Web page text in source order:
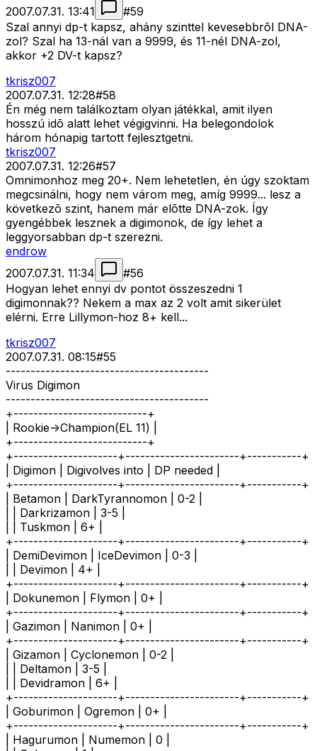
2007.07.31. 13:41 #59
Szal annyi dp-t kapsz, ahány szinttel kevesebbrõl DNA-
zol? Szal ha 13-nál van a 9999, és 11-nél DNA-zol,
akkor +2 DV-t kapsz?
tkrisz007
2007.07.31. 12:28#58
Én még nem találkoztam olyan játékkal, amit ilyen
hosszú idõ alatt lehet végigvinni. Ha belegondolok
három hónapig tartott fejlesztgetni.
tkrisz007
2007.07.31. 12:26#57
Omnimonhoz meg 20+. Nem lehetetlen, én úgy szoktam
megcsinálni, hogy nem várom meg, amíg 9999... lesz a
következõ szint, hanem már elõtte DNA-zok. Így
gyengébbek lesznek a digimonok, de így lehet a
leggyorsabban dp-t szerezni.
endrow
2007.07.31. 11:34
#56
Hogyan lehet ennyi dv pontot összeszedni 1
digimonnak?? Nekem a max az 2 volt amit sikerület
elérni. Erre Lillymon-hoz 8+ kell...
tkrisz007
2007.07.31. 08:15#55
-----------------------------------------
Virus Digimon
-----------------------------------------
+---------------------------+
| Rookie->Champion(EL 11) |
+---------------------------+
+---------------------+-----------------------+-----------+
| Digimon | Digivolves into | DP needed |
+---------------------+-----------------------+-----------+
| Betamon | DarkTyrannomon | 0-2 |
| | Darkrizamon | 3-5 |
| | Tuskmon | 6+ |
+---------------------+-----------------------+-----------+
| DemiDevimon | IceDevimon | 0-3 |
| | Devimon | 4+ |
+---------------------+-----------------------+-----------+
| Dokunemon | Flymon | 0+ |
+---------------------+-----------------------+-----------+
| Gazimon | Nanimon | 0+ |
+---------------------+-----------------------+-----------+
| Gizamon | Cyclonemon | 0-2 |
| | Deltamon | 3-5 |
| | Devidramon | 6+ |
+---------------------+-----------------------+-----------+
| Goburimon | Ogremon | 0+ |
+---------------------+-----------------------+-----------+
| Hagurumon | Numemon | 0 |